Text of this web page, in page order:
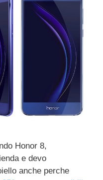
Honor 8,
e devo
anche perche